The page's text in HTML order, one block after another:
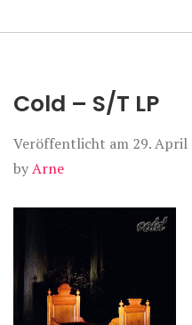
Cold – S/T LP
Veröffentlicht am 29. April
byArne